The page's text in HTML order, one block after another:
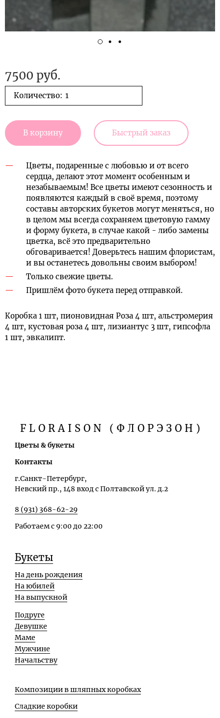
7500 руб.
Количество:
В корзину Быстрый заказ
Цветы, подаренные с любовью и от всего
сердца, делают этот момент особенным и
незабываемым! Все цветы имеют сезонность и
появляются каждый в своё время, поэтому
составы авторских букетов могут меняться, но
в целом мы всегда сохраняем цветовую гамму
и форму букета, в случае какой - либо замены
цветка, всё это предварительно
обговаривается! Доверьтесь нашим флористам,
и вы останетесь довольны своим выбором!
Только свежие цветы.
Пришлём фото букета перед отправкой.
Коробка 1 шт, пионовидная Роза 4 шт, альстромерия
4 шт, кустовая роза 4 шт, лизиантус 3 шт, гипсофла
1 шт, эвкалипт.
FLORAISON (ФЛОРЭЗОН)
Цветы & букеты
Контакты
г.Санкт-Петербург,
Невский пр., 148 вход с Полтавской ул. д.2
8 (931) 368-62-29
Работаем с 9:00 до 22:00
Букеты
На день рождения
На юбилей
На выпускной
Подруге
Девушке
Маме
Мужчине
Начальству
Композиции в шляпных коробках
Сладкие коробки